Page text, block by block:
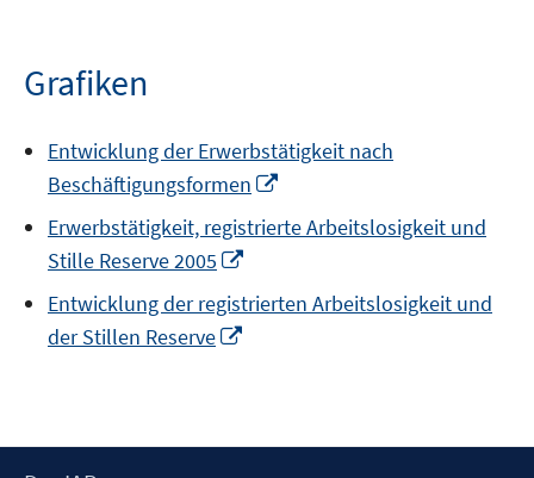
Grafiken
Entwicklung der Erwerbstätigkeit nach
Beschäftigungsformen
Fenster
Erwerbstätigkeit, registrierte Arbeitslosigkeit und
Stille Reserve 2005
Fenster
Entwicklung der registrierten Arbeitslosigkeit und
der Stillen Reserve